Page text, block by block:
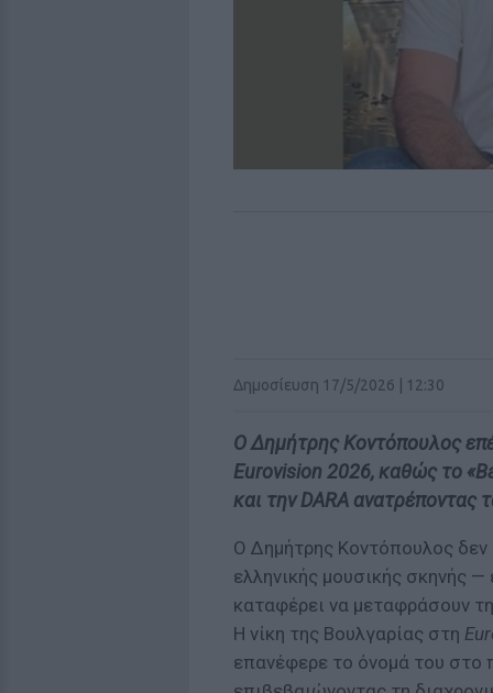
Δημοσίευση 17/5/2026 | 12:30
Ο Δημήτρης Κοντόπουλος
Eurovision 2026, καθώς το
και την DARA
Ο Δημήτρης Κοντόπουλος δεν
ελληνικής μουσικής σκηνής
καταφέρει να μεταφράσουν
Η νίκη της Βουλγαρίας στη
επανέφερε το όνομά του στο